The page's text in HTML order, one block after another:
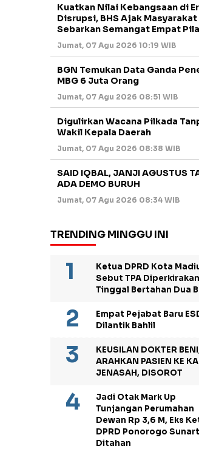
Kuatkan Nilai Kebangsaan di
Disrupsi, BHS Ajak Masyarakat
Sebarkan Semangat Empat
Jumat, 07 Agu 2026 10:19 WIB
BGN Temukan Data Ganda
MBG 6 Juta Orang
Jumat, 07 Agu 2026 08:51 WIB
Digulirkan Wacana Pilkada
Wakil Kepala Daerah
Jumat, 07 Agu 2026 08:38 WIB
SAID IQBAL, JANJI AGUSTUS
ADA DEMO BURUH
Jumat, 07 Agu 2026 08:34 WIB
TRENDING MINGGU INI
Ketua DPRD Kota
Sebut TPA Diperkirakan
Tinggal Bertahan Dua
Empat Pejabat Baru
Dilantik Bahlil
KEUSILAN DOKTER
ARAHKAN PASIEN KE
JENASAH, DISOROT
Jadi Otak Mark Up
Tunjangan Perumahan
Dewan Rp 3,6 M, Eks
DPRD Ponorogo
Ditahan